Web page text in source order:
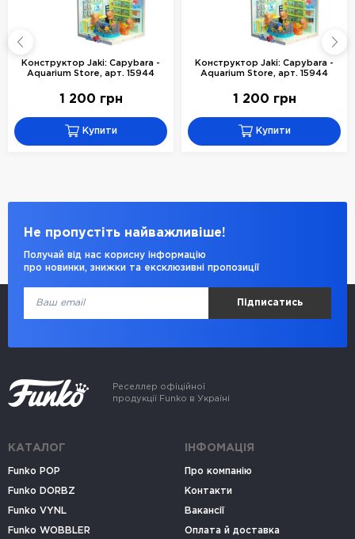
Конструктор Jaki: Capybara -
Aquarium Store, арт. 15944
1 200 грн
Купити
Конструктор Jaki: Capybara -
Aquarium Store, арт. 15944
1 200 грн
Купити
Не пропустіть найважливіше!
Получай від нас корисну інформацію
про новинки, знижки та ексклюзивні пропозиції
Підписатись
Реселлер офіційної
продукції Funko в Україні
КАТАЛОГ
Funko POP
Funko DORBZ
Funko VYNL
Funko WOBBLER
ІНФОМАЦІЯ
Про компанію
Контакти
Вакансії
Оплата й доставка